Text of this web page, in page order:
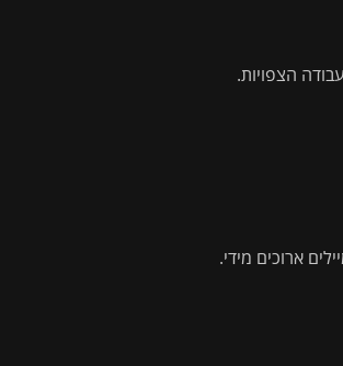
הצפויות.
ארוכים מידי.